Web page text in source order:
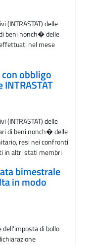
(INTRASTAT) delle
beni nonch� delle
nel mese
obbligo
(INTRASTAT) delle
di beni nonch� delle
resi nei confronti
in altri stati membri
bimestrale
in modo
di bollo